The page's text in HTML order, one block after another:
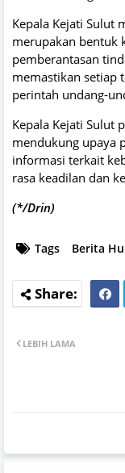
Kepala Kejati Sulut
merupakan bentuk
pemberantasan
memastikan setiap
perintah undang-
Kepala Kejati Sulut
mendukung upaya
informasi terkait
rasa keadilan dan
(*/Drin)
Tags Berita
LEBIH LAMA